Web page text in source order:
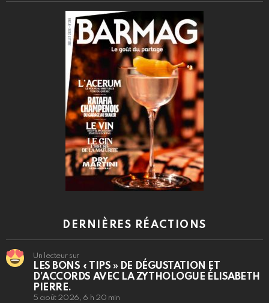
DERNIÈRES RÉACTIONS
Un lecteur sur
LES BONS « TIPS » DE DÉGUSTATION ET
D’ACCORDS AVEC LA ZYTHOLOGUE ÉLISABETH
PIERRE.
5 août 2026, 6 h 20 min